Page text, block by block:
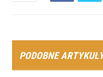
PODOBNE